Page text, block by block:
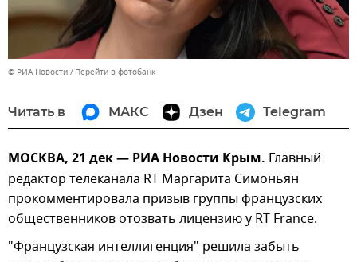
© РИА Новости Перейти в фотобанк
Читать в МАКС Дзен Telegram
МОСКВА, 21 дек — РИА Новости Крым. Главный
редактор телеканала RT Маргарита Симоньян
прокомментировала призыв группы французских
общественников отозвать лицензию у RT France.
"Французская интеллигенция" решила забыть